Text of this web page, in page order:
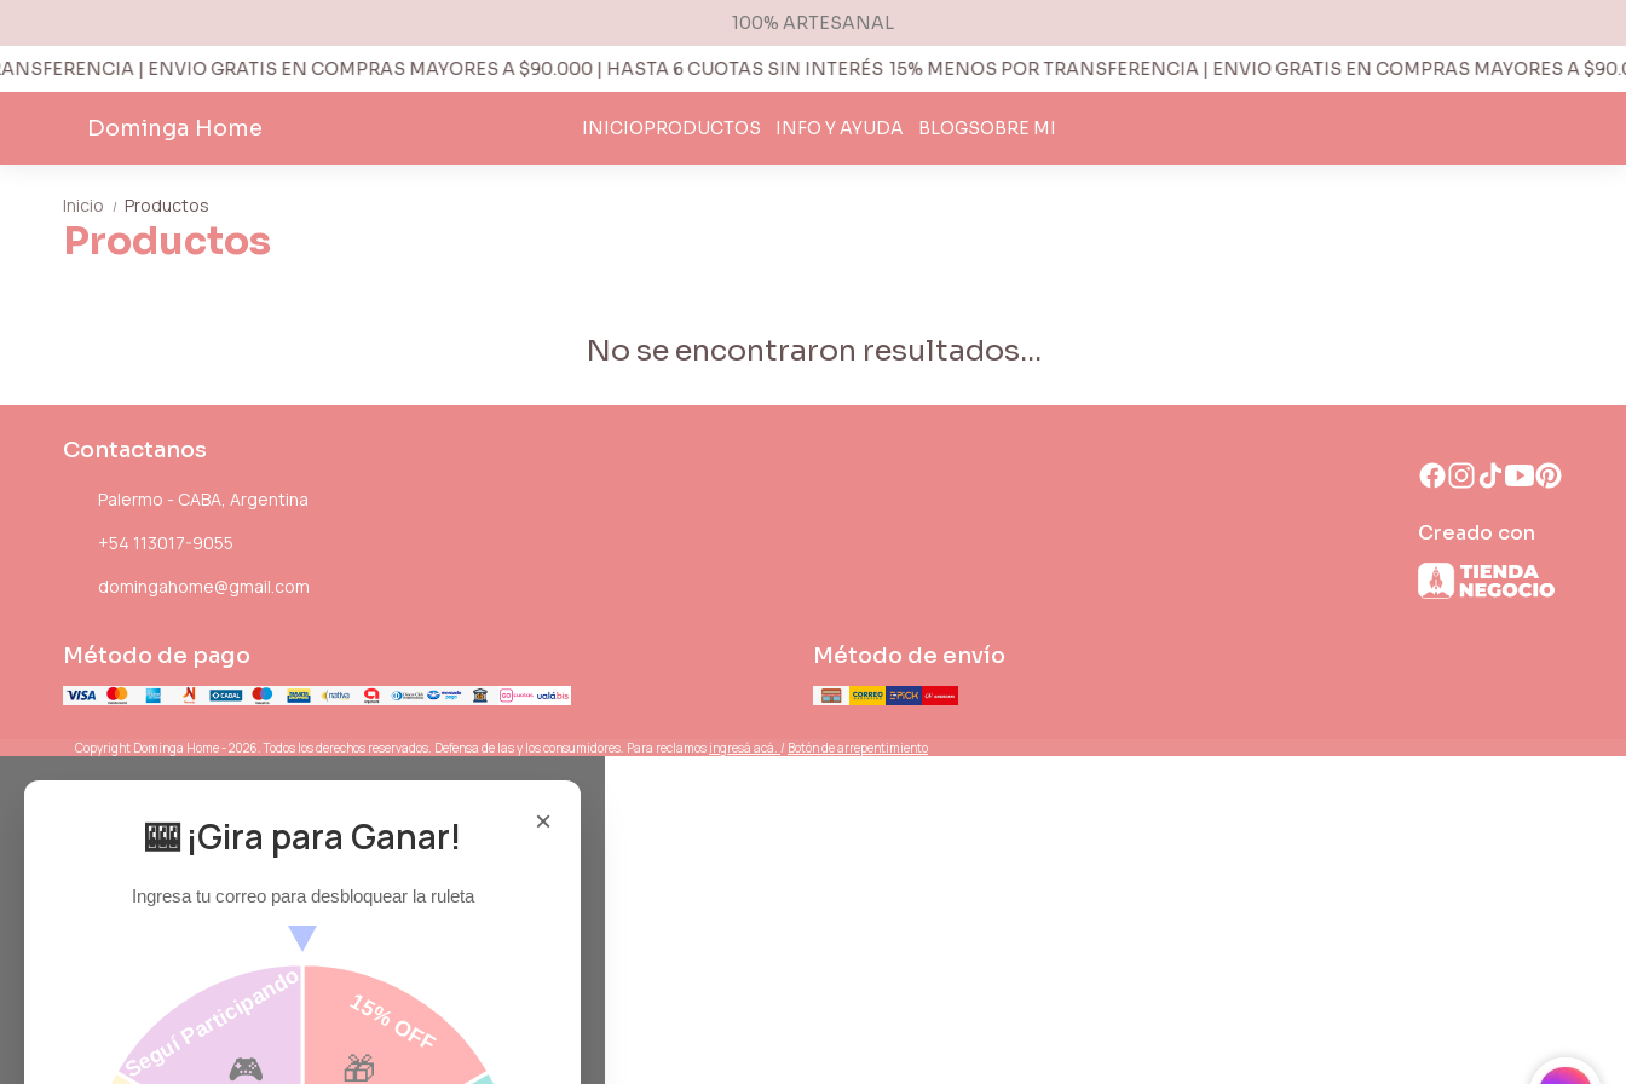
100% ARTESANAL
| ENVIO GRATIS EN COMPRAS MAYORES A $90.000 | HASTA 6 CUOTAS SIN INTERÉS 15% MENOS POR TRANSFERENCIA | ENVIO GRATIS EN COMPRAS MAYORES A
Dominga Home INICIOPRODUCTOS INFO Y AYUDA BLOGSOBRE MI
Inicio / Productos
Productos
No se encontraron resultados...
Contactanos
Palermo - CABA, Argentina
+54 113017-9055
domingahome@gmail.com
Creado con
Método de pago Método de envío
Copyright Dominga Home - 2026. Todos los derechos reservados. Defensa de las y los consumidores. Para reclamos ingresá acá. / Botón de arrepentimiento
×
🎰 ¡Gira para Ganar!
Ingresa tu correo para desbloquear la ruleta
15% OFF
🎁
Seguí Participando
🎮